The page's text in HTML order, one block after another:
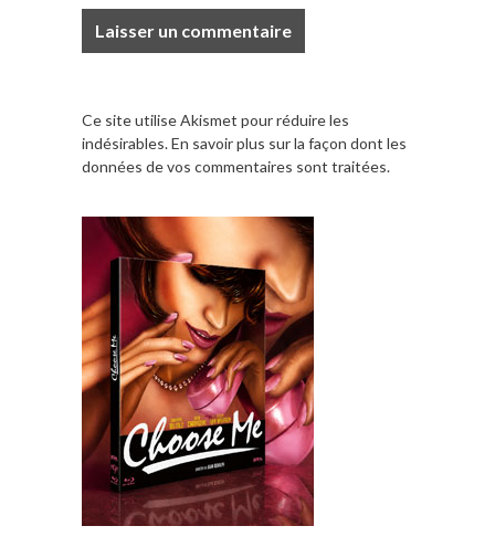
Ce site utilise Akismet pour réduire les
indésirables.En savoir plus sur la façon dont les
données de vos commentaires sont traitées.